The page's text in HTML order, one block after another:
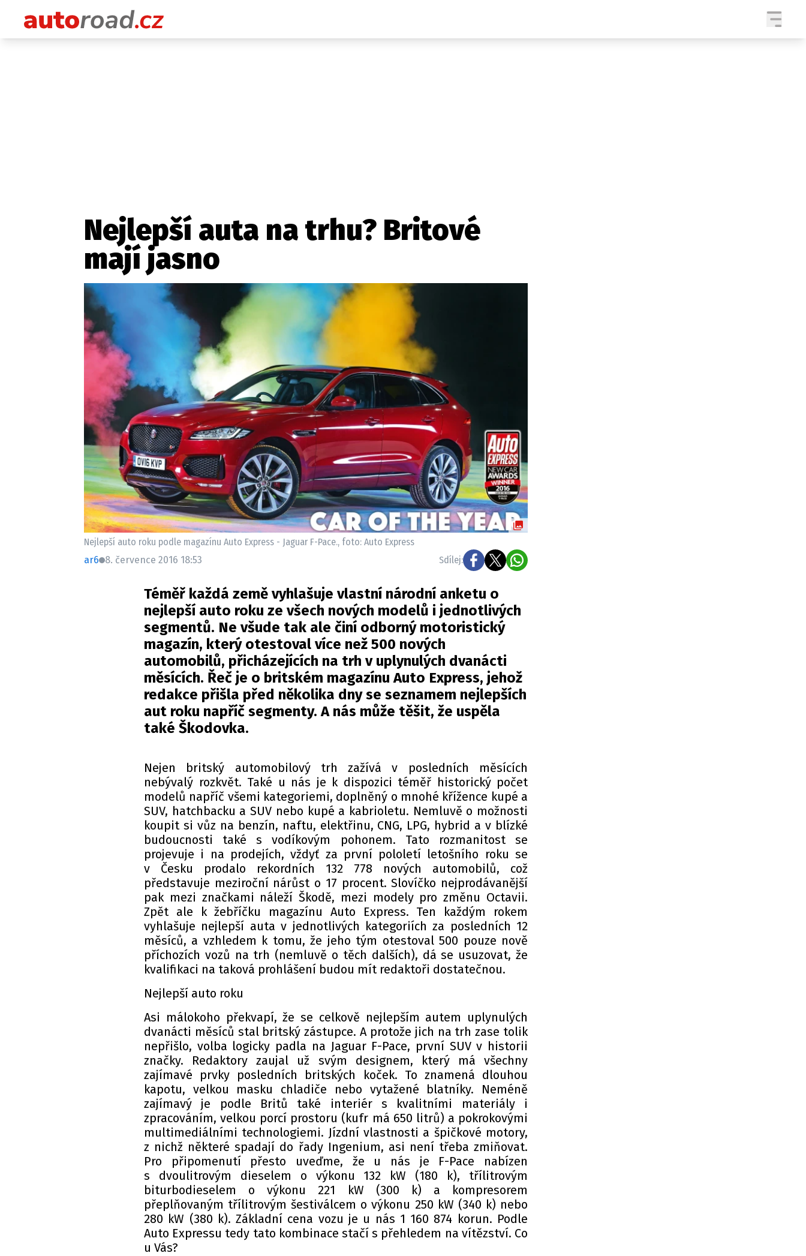
Český trh
Etický kodex Kontakt Inzerce
Osobní údaje / Cookies
Provozovatelem serveru autoroad.cz je INCORP MEDIA GROUP s.r.o., IČ: 118 23 054
Nejlepší auta na trhu? Britové
mají jasno
Nejlepší auto roku podle magazínu Auto Express - Jaguar F-Pace., foto: Auto Express
ar6
8. července 2016 18:53 Sdílej:
Téměř každá země vyhlašuje vlastní národní anketu o
nejlepší auto roku ze všech nových modelů i jednotlivých
segmentů. Ne všude tak ale činí odborný motoristický
magazín, který otestoval více než 500 nových
automobilů, přicházejících na trh v uplynulých dvanácti
měsících. Řeč je o britském magazínu Auto Express, jehož
redakce přišla před několika dny se seznamem nejlepších
aut roku napříč segmenty. A nás může těšit, že uspěla
také Škodovka.
Nejen britský automobilový trh zažívá v posledních měsících
nebývalý rozkvět. Také u nás je k dispozici téměř historický počet
modelů napříč všemi kategoriemi, doplněný o mnohé křížence kupé a
SUV, hatchbacku a SUV nebo kupé a kabrioletu. Nemluvě o možnosti
koupit si vůz na benzín, naftu, elektřinu, CNG, LPG, hybrid a v blízké
budoucnosti také s vodíkovým pohonem. Tato rozmanitost se
projevuje i na prodejích, vždyť za první pololetí letošního roku se
v Česku prodalo rekordních 132 778 nových automobilů, což
představuje meziroční nárůst o 17 procent. Slovíčko nejprodávanější
pak mezi značkami náleží Škodě, mezi modely pro změnu Octavii.
Zpět ale k žebříčku magazínu Auto Express. Ten každým rokem
vyhlašuje nejlepší auta v jednotlivých kategoriích za posledních 12
měsíců, a vzhledem k tomu, že jeho tým otestoval 500 pouze nově
příchozích vozů na trh (nemluvě o těch dalších), dá se usuzovat, že
kvalifikaci na taková prohlášení budou mít redaktoři dostatečnou.
Nejlepší auto roku
Asi málokoho překvapí, že se celkově nejlepším autem uplynulých
dvanácti měsíců stal britský zástupce. A protože jich na trh zase tolik
nepřišlo, volba logicky padla na Jaguar F-Pace, první SUV v historii
značky. Redaktory zaujal už svým designem, který má všechny
zajímavé prvky posledních britských koček. To znamená dlouhou
kapotu, velkou masku chladiče nebo vytažené blatníky. Neméně
zajímavý je podle Britů také interiér s kvalitními materiály i
zpracováním, velkou porcí prostoru (kufr má 650 litrů) a pokrokovými
multimediálními technologiemi. Jízdní vlastnosti a špičkové motory,
z nichž některé spadají do řady Ingenium, asi není třeba zmiňovat.
Pro připomenutí přesto uveďme, že u nás je F-Pace nabízen
s dvoulitrovým dieselem o výkonu 132 kW (180 k), třílitrovým
biturbodieselem o výkonu 221 kW (300 k) a kompresorem
přeplňovaným třílitrovým šestiválcem o výkonu 250 kW (340 k) nebo
280 kW (380 k). Základní cena vozu je u nás 1 160 874 korun. Podle
Auto Expressu tedy tato kombinace stačí s přehledem na vítězství. Co
u Vás?